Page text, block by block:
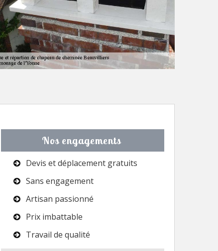
Nos engagements
Devis et déplacement gratuits
Sans engagement
Artisan passionné
Prix imbattable
Travail de qualité